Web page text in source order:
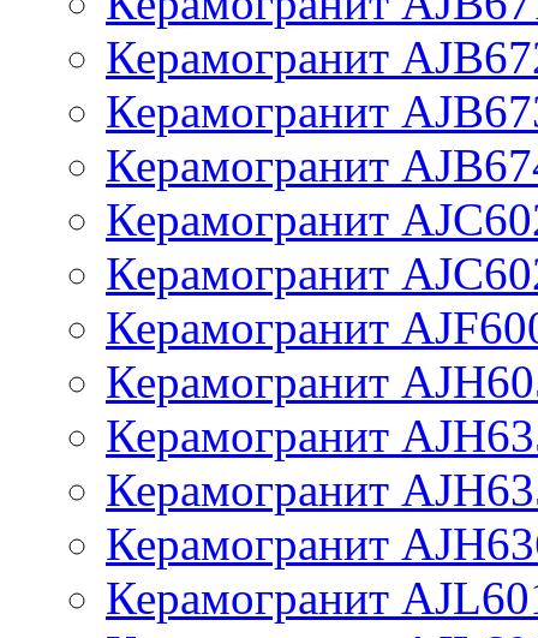
Керамогранит
Керамогранит
Керамогранит
Керамогранит
Керамогранит
Керамогранит
Керамогранит
Керамогранит
Керамогранит
Керамогранит
Керамогранит